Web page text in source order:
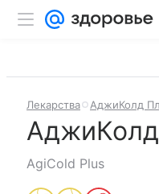
Лекарства АджиКолд
AgiCold Plus